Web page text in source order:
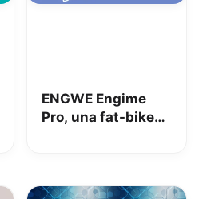
ENGWE Engime
Pro, una fat-bike